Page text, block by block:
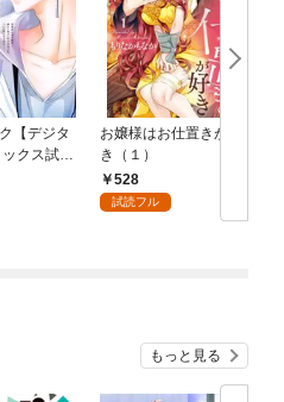
【デジタ
クス試し
】 2026
年8月7
お嬢様はお仕置きが好
き（１）
528
試読フル
もっと見る